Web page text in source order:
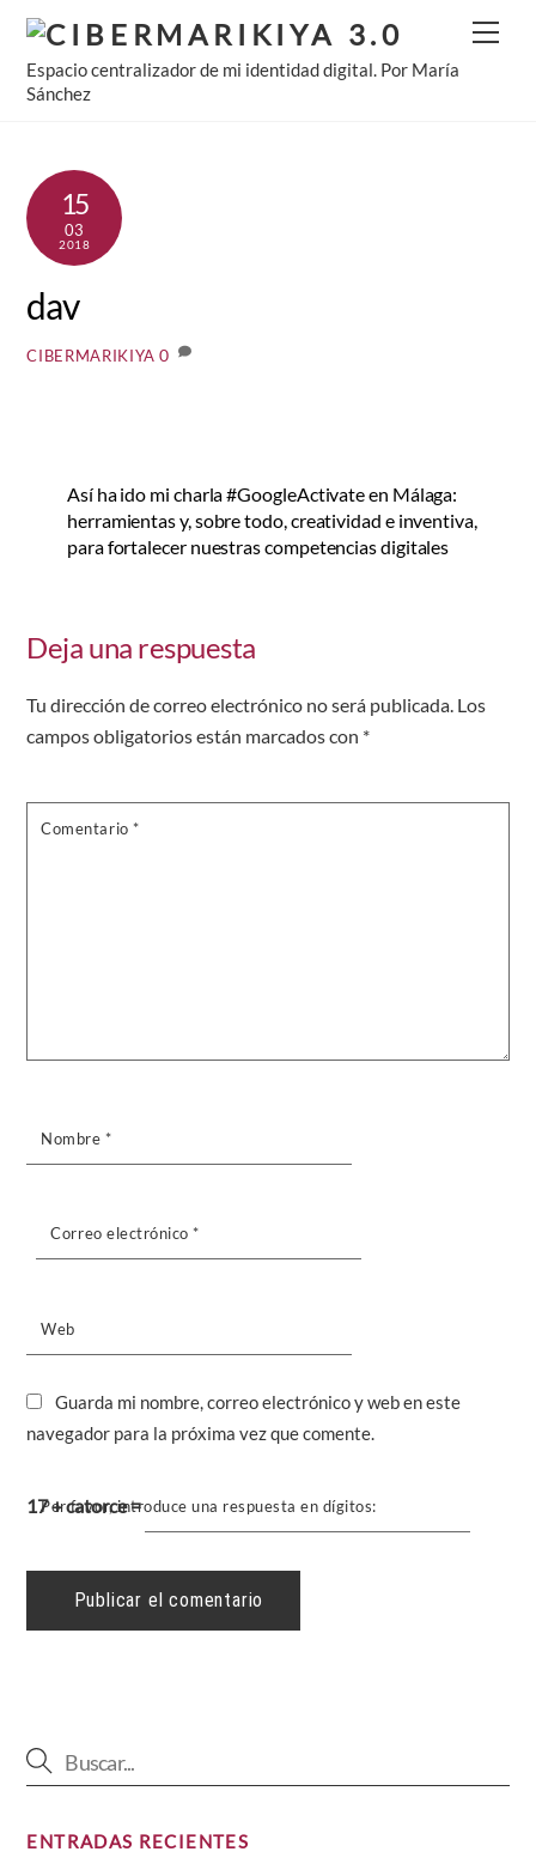
Skip
content
Espacio centralizador de mi identidad digital. Por María
Sánchez
15
03
2018
dav
CIBERMARIKIYA 0
Así ha ido mi charla #GoogleActivate en Málaga:
herramientas y, sobre todo, creatividad e inventiva,
para fortalecer nuestras competencias digitales
Deja una respuesta
Tu dirección de correo electrónico no será publicada. Los
campos obligatorios están marcados con *
Comentario *
Nombre *
Correo electrónico *
Web
Guarda mi nombre, correo electrónico y web en este
navegador para la próxima vez que comente.
Por favor, introduce una respuesta en dígitos:
17 + catorce =
ENTRADAS RECIENTES